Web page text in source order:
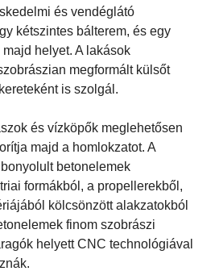
és vendéglátó
kétszintes bálterem, és egy
helyet. A lakások
megformált külsőt
is szolgál.
és vízköpők meglehetősen
majd a homlokzatot. A
betonelemek
formákból, a propellerekből,
kölcsönzött alakzatokból
finom szobrászi
helyett CNC technológiával